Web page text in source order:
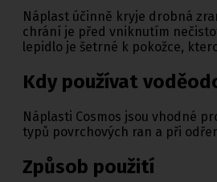
Náplast účinně kryje drobná
chrání je před vniknutím
lepidlo je šetrné k pokožce,
Kdy používat
Náplasti Cosmos jsou vhodné
typů povrchových ran a při
Způsob použití